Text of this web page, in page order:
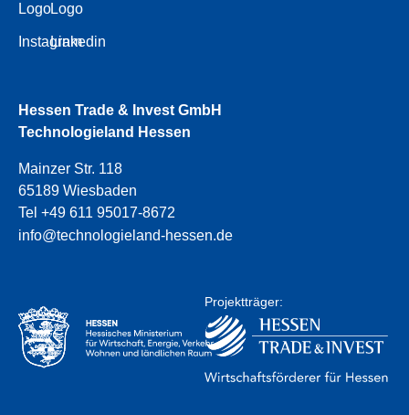
Logo
Instagram
Logo
Linkedin
Hessen Trade & Invest GmbH
Technologieland Hessen
Mainzer Str. 118
65189 Wiesbaden
Tel +49 611 95017-8672
info@technologieland-hessen.de
Projektträger: